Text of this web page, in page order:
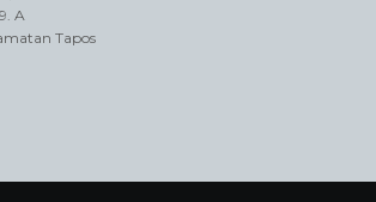
A
Tapos